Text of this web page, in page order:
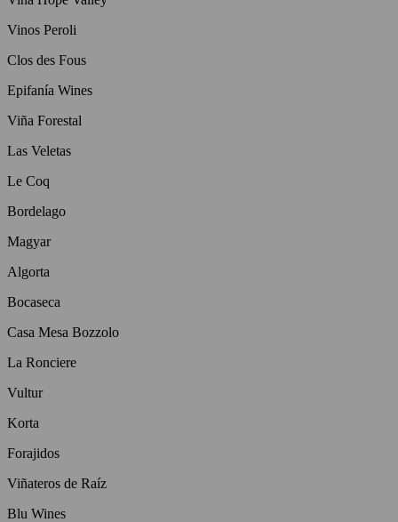
Vinos Peroli
Clos des Fous
Epifanía Wines
Viña Forestal
Las Veletas
Le Coq
Bordelago
Magyar
Algorta
Bocaseca
Casa Mesa Bozzolo
La Ronciere
Vultur
Korta
Forajidos
Viñateros de Raíz
Blu Wines